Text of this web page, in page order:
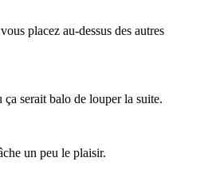
placez au-dessus des autres
serait balo de louper la suite.
un peu le plaisir.